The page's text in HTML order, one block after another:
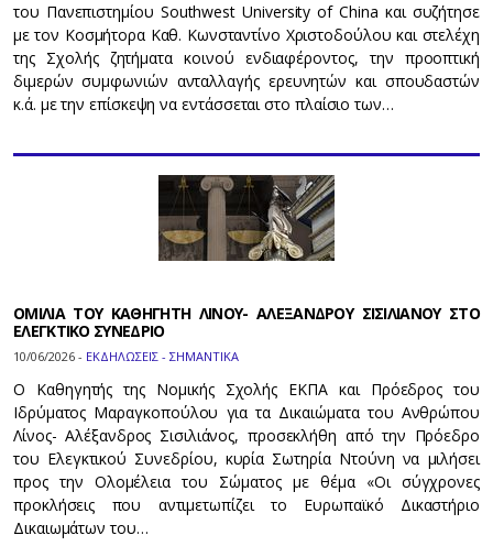
του Πανεπιστημίου Southwest University of China και συζήτησε
με τον Κοσμήτορα Καθ. Κωνσταντίνο Χριστοδούλου και στελέχη
της Σχολής ζητήματα κοινού ενδιαφέροντος, την προοπτική
διμερών συμφωνιών ανταλλαγής ερευνητών και σπουδαστών
κ.ά. με την επίσκεψη να εντάσσεται στο πλαίσιο των…
ΟΜΙΛΙΑ ΤΟΥ ΚΑΘΗΓΗΤΗ ΛΙΝΟΥ- ΑΛΕΞΑΝΔΡΟΥ ΣΙΣΙΛΙΑΝΟΥ ΣΤΟ
ΕΛΕΓΚΤΙΚΟ ΣΥΝΕΔΡΙΟ
10/06/2026 - ΕΚΔΗΛΩΣΕΙΣ - ΣΗΜΑΝΤΙΚΑ
Ο Καθηγητής της Νομικής Σχολής ΕΚΠΑ και Πρόεδρος του
Ιδρύματος Μαραγκοπούλου για τα Δικαιώματα του Ανθρώπου
Λίνος- Αλέξανδρος Σισιλιάνος, προσεκλήθη από την Πρόεδρο
του Ελεγκτικού Συνεδρίου, κυρία Σωτηρία Ντούνη να μιλήσει
προς την Ολομέλεια του Σώματος με θέμα «Οι σύγχρονες
προκλήσεις που αντιμετωπίζει το Ευρωπαϊκό Δικαστήριο
Δικαιωμάτων του…